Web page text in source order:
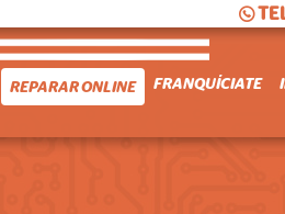
REPARAR ONLINE FRANQUÍCIATE